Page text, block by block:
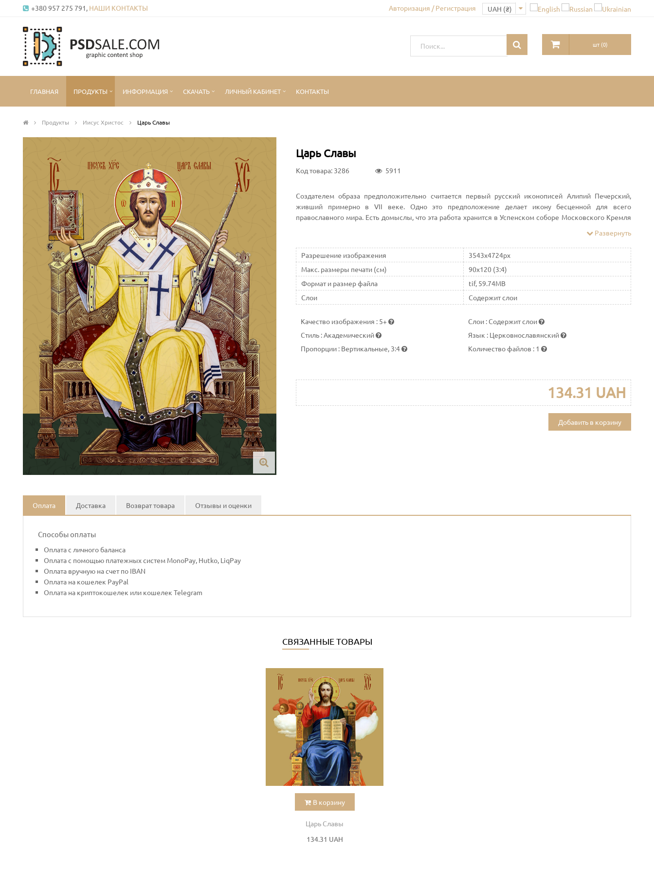
+380 957 275 791, НАШИ КОНТАКТЫ Авторизация / Регистрация
шт(0)
ГЛАВНАЯ ПРОДУКТЫ ИНФОРМАЦИЯ СКАЧАТЬ ЛИЧНЫЙ КАБИНЕТ КОНТАКТЫ
Продукты Иисус Христос Царь Славы
Царь Славы
Код товара: 3286 5911
Создателем образа предположительно считается первый русский иконописей Алипий Печерский,
живший примерно в VII веке. Одно это предположение делает икону бесценной для всего
православного мира. Есть домыслы, что эта работа хранится в Успенском соборе Московского Кремля
находящаяся в соборе, сочетает в себе два прообраза: иконы Царь Славы и Великий Архиерей
Развернуть
Разрешение изображения
3543x4724px
Макс. размеры печати (см)
90x120 (3:4)
Формат и размер файла
tif, 59.74MB
Слои
Содержит слои
Качество изображения : 5+ Слои :Содержит слои
Стиль : Академический Язык : Церковнославянский
Пропорции : Вертикальные, 3:4 Количество файлов : 1
134.31 UAH
Добавить в корзину
Оплата Доставка Возврат товара Отзывы и оценки
Способы оплаты
Оплата с личного баланса
Оплата с помощью платежных систем MonoPay, Hutko, LiqPay
Оплата вручную на счет по IBAN
Оплата на кошелек PayPal
Оплата на криптокошелек или кошелек Telegram
СВЯЗАННЫЕ ТОВАРЫ
В корзину
Царь Славы
134.31 UAH